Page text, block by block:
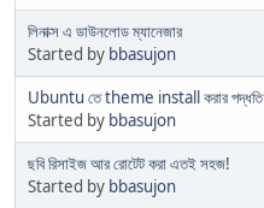
লিনাক্স এ ডাউনলোড ম্যানেজার
Started by bbasujon
Ubuntu তে theme install করার পদ্ধতি
Started by bbasujon
ছবি রিসাইজ আর রোটেট করা এতই সহজ!
Started by bbasujon